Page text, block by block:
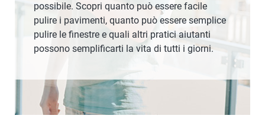
possibile. Scopri quanto può essere facile
pulire i pavimenti, quanto può essere semplice
pulire le finestre e quali altri pratici aiutanti
possono semplificarti la vita di tutti i giorni.